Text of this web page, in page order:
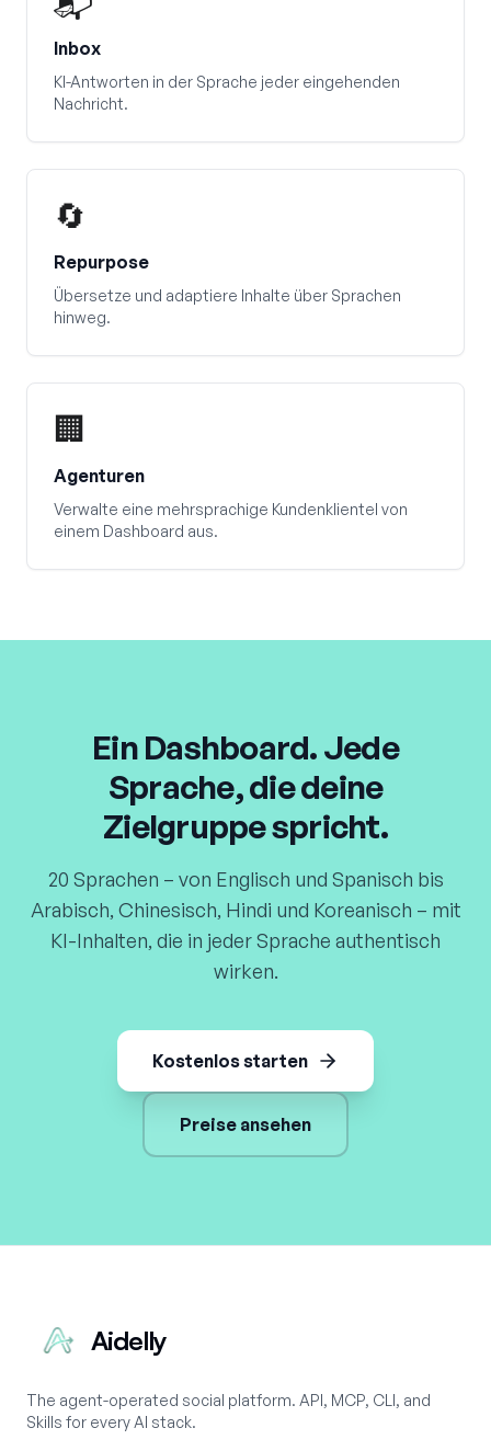
Inbox
KI-Antworten in der Sprache jeder eingehenden
Nachricht.
🔄
Repurpose
Übersetze und adaptiere Inhalte über Sprachen
hinweg.
🏢
Agenturen
Verwalte eine mehrsprachige Kundenklientel von
einem Dashboard aus.
Ein Dashboard. Jede
Sprache, die deine
Zielgruppe spricht.
20 Sprachen – von Englisch und Spanisch bis
Arabisch, Chinesisch, Hindi und Koreanisch – mit
KI-Inhalten, die in jeder Sprache authentisch
wirken.
Kostenlos starten
Preise ansehen
Aidelly
The agent-operated social platform. API, MCP, CLI, and
Skills for every AI stack.